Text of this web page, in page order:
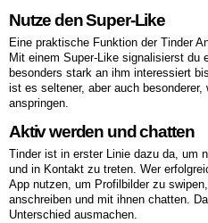
Nutze den Super-Like
Eine praktische Funktion der Tinder
Mit einem Super-Like signalisierst du
besonders stark an ihm interessiert
ist es seltener, aber auch
anspringen.
Aktiv werden und chatten
Tinder ist in erster Linie dazu da, um
und in Kontakt zu treten. Wer
App nutzen, um Profilbilder zu
anschreiben und mit ihnen chatten.
Unterschied ausmachen.